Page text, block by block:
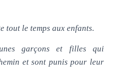
tout le temps aux enfants.
garçons et filles qui
et sont punis pour leur